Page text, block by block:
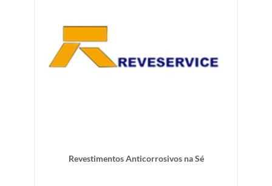
Revestimentos Anticorrosivos na Sé